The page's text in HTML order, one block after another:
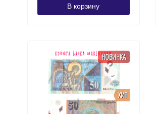
В корзину
ХИТ
НОВИНКА